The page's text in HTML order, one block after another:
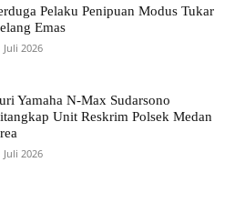
Pelaku Penipuan Modus Tukar
Emas
Juli 2026
Yamaha N-Max Sudarsono
Unit Reskrim Polsek Medan
Juli 2026